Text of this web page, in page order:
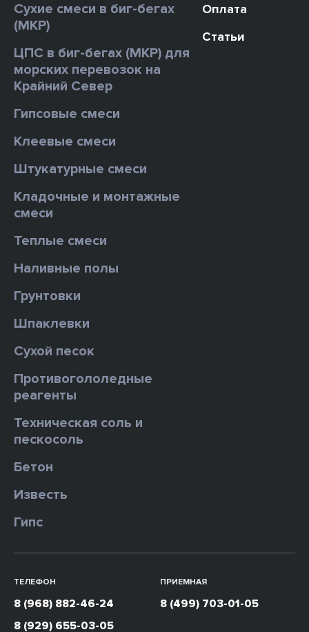
Сухие смеси в биг-бегах
(МКР)
ЦПС в биг-бегах (МКР) для
морских перевозок на
Крайний Север
Гипсовые смеси
Клеевые смеси
Штукатурные смеси
Кладочные и монтажные
смеси
Теплые смеси
Наливные полы
Грунтовки
Шпаклевки
Сухой песок
Противогололедные
реагенты
Техническая соль и
пескосоль
Бетон
Известь
Гипс
Оплата
Статьи
ТЕЛЕФОН
8 (968) 882-46-24
8 (929) 655-03-05
ПРИЕМНАЯ
8 (499) 703-01-05